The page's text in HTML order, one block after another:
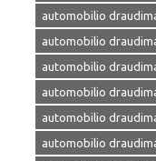
automobilio
automobilio
automobilio
automobilio
automobilio
automobilio